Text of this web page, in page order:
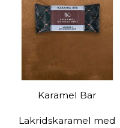
Karamel Bar
Lakridskaramel med